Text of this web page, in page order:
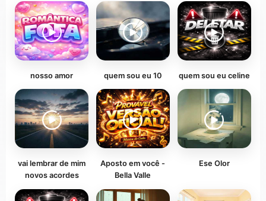
nosso amor quem sou eu 10 quem sou eu celine
vai lembrar de mim
novos acordes
Aposto em você -
Bella Valle
Ese Olor